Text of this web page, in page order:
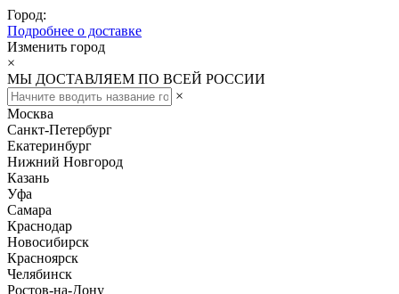
Город:
Подробнее о доставке
Изменить город
×
МЫ ДОСТАВЛЯЕМ ПО ВСЕЙ РОССИИ
×
Москва
Санкт-Петербург
Екатеринбург
Нижний Новгород
Казань
Уфа
Самара
Краснодар
Новосибирск
Красноярск
Челябинск
Ростов-на-Дону